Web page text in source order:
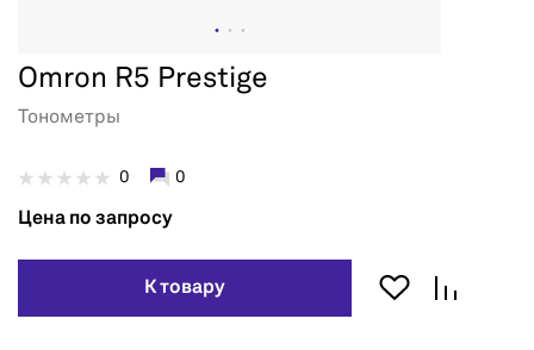
Omron R5 Prestige
Тонометры
0 0
Цена по запросу
К товару